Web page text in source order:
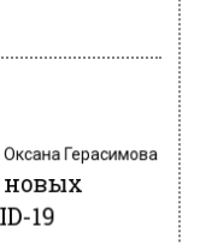
новых
19